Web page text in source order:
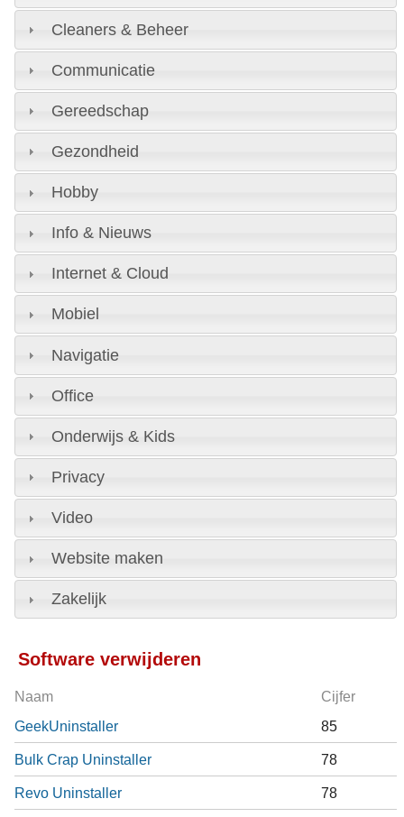
Cleaners & Beheer
Communicatie
Gereedschap
Gezondheid
Hobby
Info & Nieuws
Internet & Cloud
Mobiel
Navigatie
Office
Onderwijs & Kids
Privacy
Video
Website maken
Zakelijk
Software verwijderen
Naam Cijfer
GeekUninstaller 85
Bulk Crap Uninstaller 78
Revo Uninstaller 78